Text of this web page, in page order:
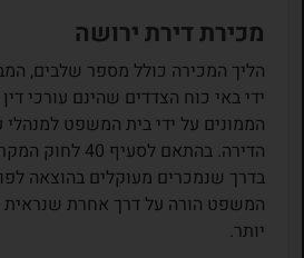
מכירת דירת ירושה
הליך המכירה כולל מספר שלבים,
ידי באי כוח הצדדים שהינם עורכי
הממונים על ידי בית המשפט למנהלי
הדירה. בהתאם
בדרך שנמכרים מעוקלים בהוצאה
המשפט הורה על דרך אחרת שנראית
יותר.